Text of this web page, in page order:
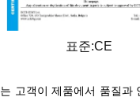
표준:CE
고객이 제품에서 품질과